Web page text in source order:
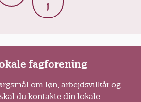
j
fagforening
om løn, arbejdsvilkår og
du kontakte din lokale